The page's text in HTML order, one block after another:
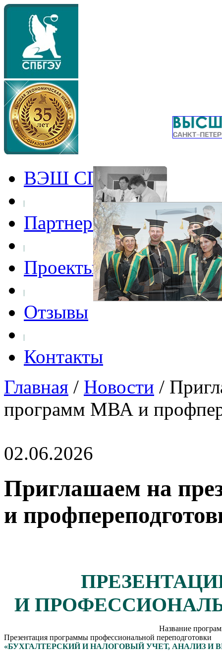
ВЭШ СПбГЭУ
Партнеры
Проекты
Отзывы
Контакты
Главная / Новости /
программ МВА и
02.06.2026
Приглашаем на
и
И
Название
Презентация программы профессиональной переподготовки
«БУХГАЛТЕРСКИЙ И НАЛОГОВЫЙ УЧЕТ, АНАЛИЗ И